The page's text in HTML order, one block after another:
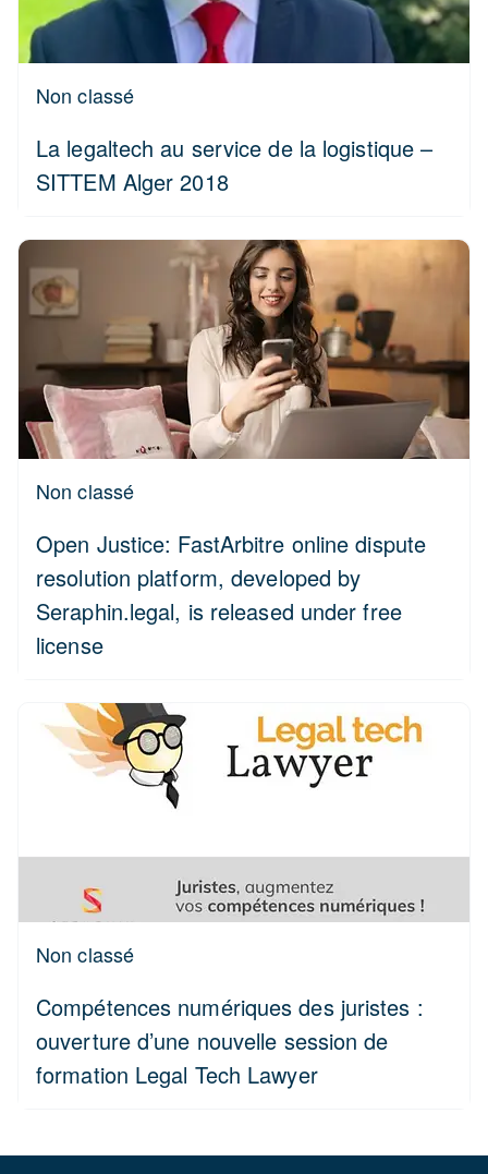
Non classé
La legaltech au service de la logistique –
SITTEM Alger 2018
Non classé
Open Justice: FastArbitre online dispute
resolution platform, developed by
Seraphin.legal, is released under free
license
Non classé
Compétences numériques des juristes :
ouverture d’une nouvelle session de
formation Legal Tech Lawyer